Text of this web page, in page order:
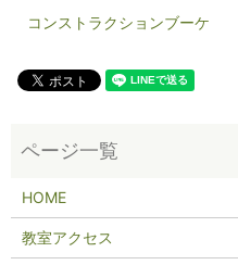
コンストラクションブーケ
HOME
教室アクセス